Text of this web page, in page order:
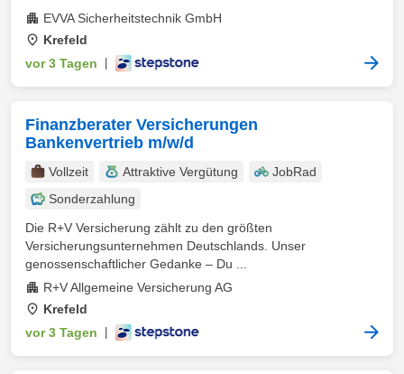
EVVA Sicherheitstechnik GmbH
Krefeld
vor 3 Tagen
Finanzberater Versicherungen
Bankenvertrieb m/w/d
Vollzeit Attraktive Vergütung
JobRad
Sonderzahlung
Die R+V Versicherung zählt zu den größten
Versicherungsunternehmen Deutschlands. Unser
genossenschaftlicher Gedanke – Du ...
R+V Allgemeine Versicherung AG
Krefeld
vor 3 Tagen